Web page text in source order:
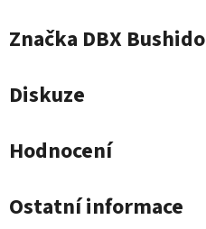
Značka DBX Bushido
Diskuze
Hodnocení
Ostatní informace